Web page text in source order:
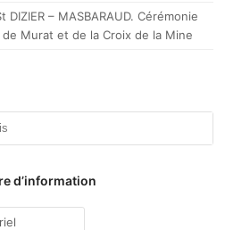
DIZIER – MASBARAUD. Cérémonie
Murat et de la Croix de la Mine
d’information